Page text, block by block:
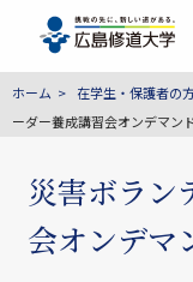
ホーム 在学生・保護者の
ーダー養成講習会オンデマン
災害ボラン
会オンデマ